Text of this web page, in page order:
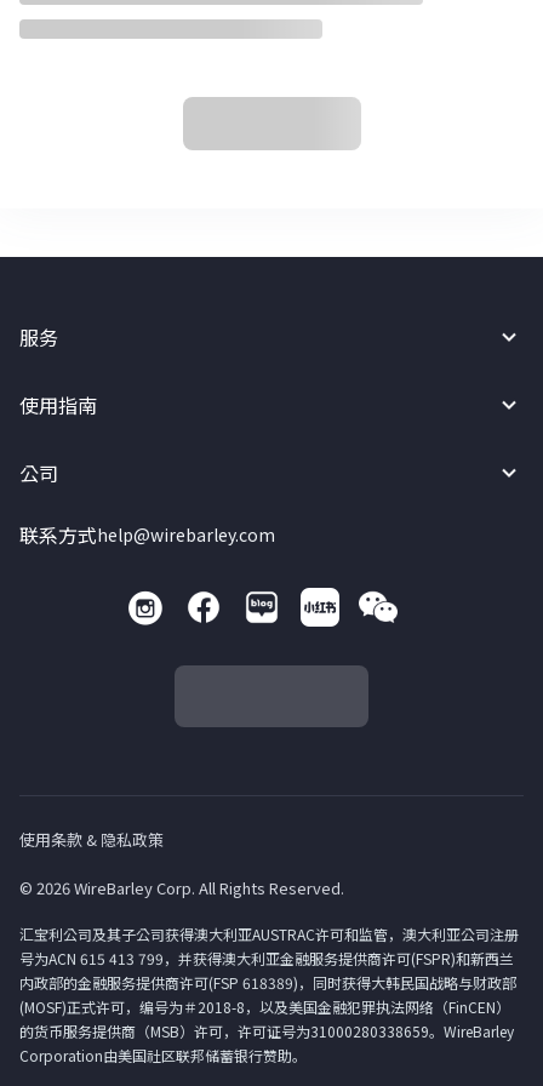
服务
使用指南
公司
联系方式help@wirebarley.com
使用条款 & 隐私政策
© 2026 WireBarley Corp. All Rights Reserved.
汇宝利公司及其子公司获得澳大利亚AUSTRAC许可和监管，澳大利亚公司注册
号为ACN 615 413 799，并获得澳大利亚金融服务提供商许可(FSPR)和新西兰
内政部的金融服务提供商许可(FSP 618389)，同时获得大韩民国战略与财政部
(MOSF)正式许可，编号为＃2018-8，以及美国金融犯罪执法网络（FinCEN）
的货币服务提供商（MSB）许可，许可证号为31000280338659。WireBarley
Corporation由美国社区联邦储蓄银行赞助。